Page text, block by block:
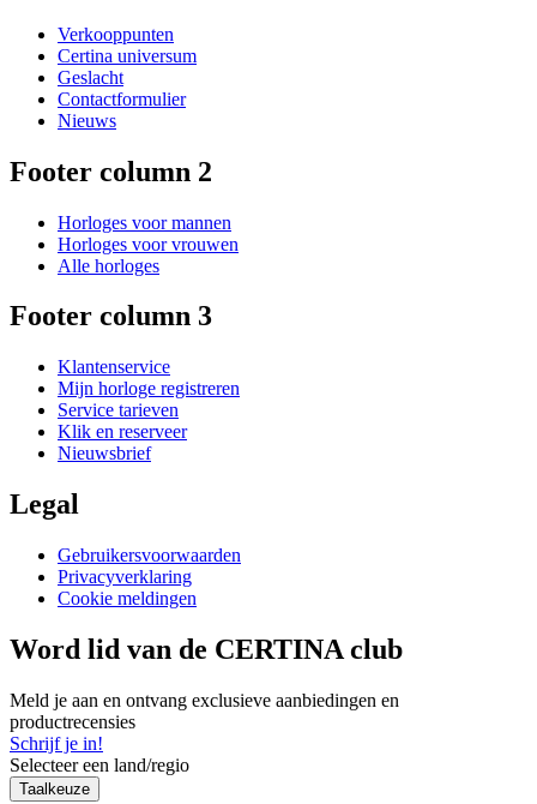
Verkooppunten
Certina universum
Geslacht
Contactformulier
Nieuws
Footer column 2
Horloges voor mannen
Horloges voor vrouwen
Alle horloges
Footer column 3
Klantenservice
Mijn horloge registreren
Service tarieven
Klik en reserveer
Nieuwsbrief
Legal
Gebruikersvoorwaarden
Privacyverklaring
Cookie meldingen
Word lid van de CERTINA club
Meld je aan en ontvang exclusieve aanbiedingen en
productrecensies
Schrijf je in!
Selecteer een land/regio
Taalkeuze